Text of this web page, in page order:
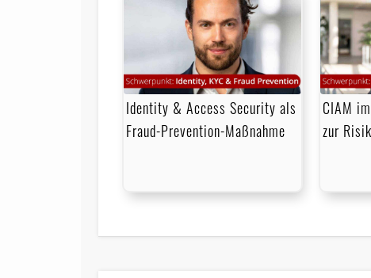
Identity & Access Security als
Fraud-Prevention-Maßnahme
CIAM
zur